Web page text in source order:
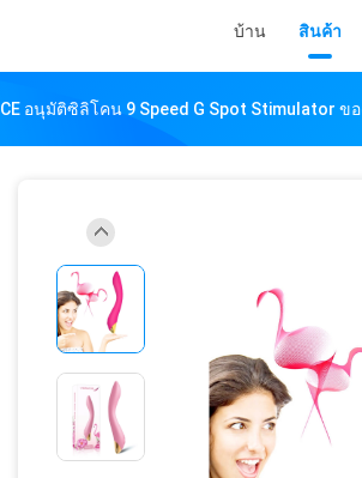
บ้าน สินค้า
CE อนุมัติซิลิโคน 9 Speed ​​G Spot Stimulator